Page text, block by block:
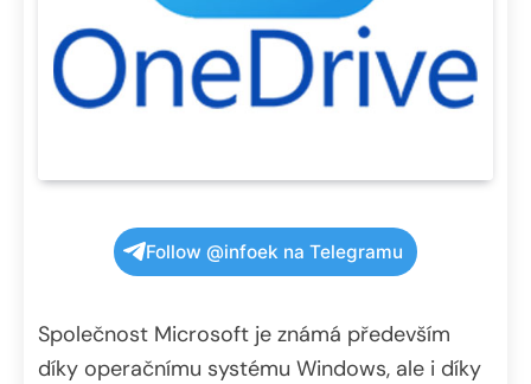
Follow @infoek na Telegramu
Společnost Microsoft je známá především
díky operačnímu systému Windows, ale i díky